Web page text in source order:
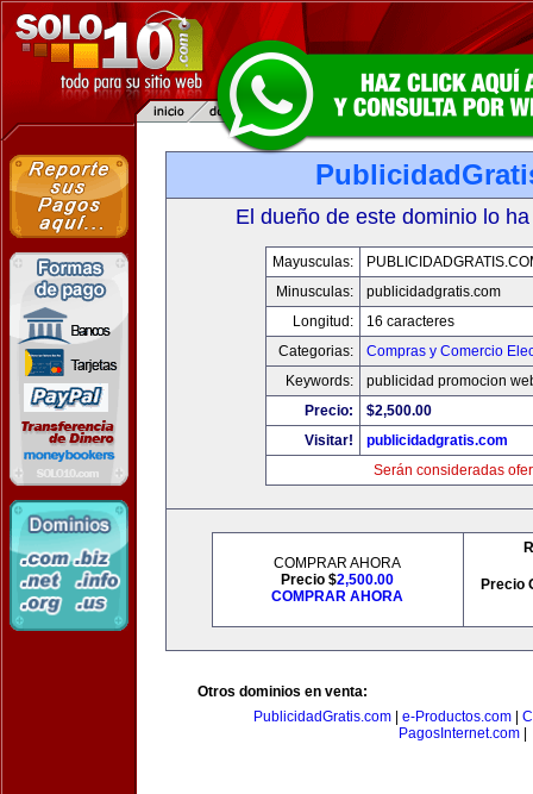
El dueño de este dominio lo
Mayusculas:
Minusculas:
publicidadgratis.com
Longitud:
16 caracteres
Categorias:
Compras y Comercio
Keywords:
publicidad promocion
Precio:
$2,500.00
Visitar!
publicidadgratis.com
Serán consideradas
COMPRAR AHORA
Precio $2,500.00
COMPRAR AHORA
Precio
Otros dominios en venta:
PublicidadGratis.com
e-Productos.com
PagosInternet.com